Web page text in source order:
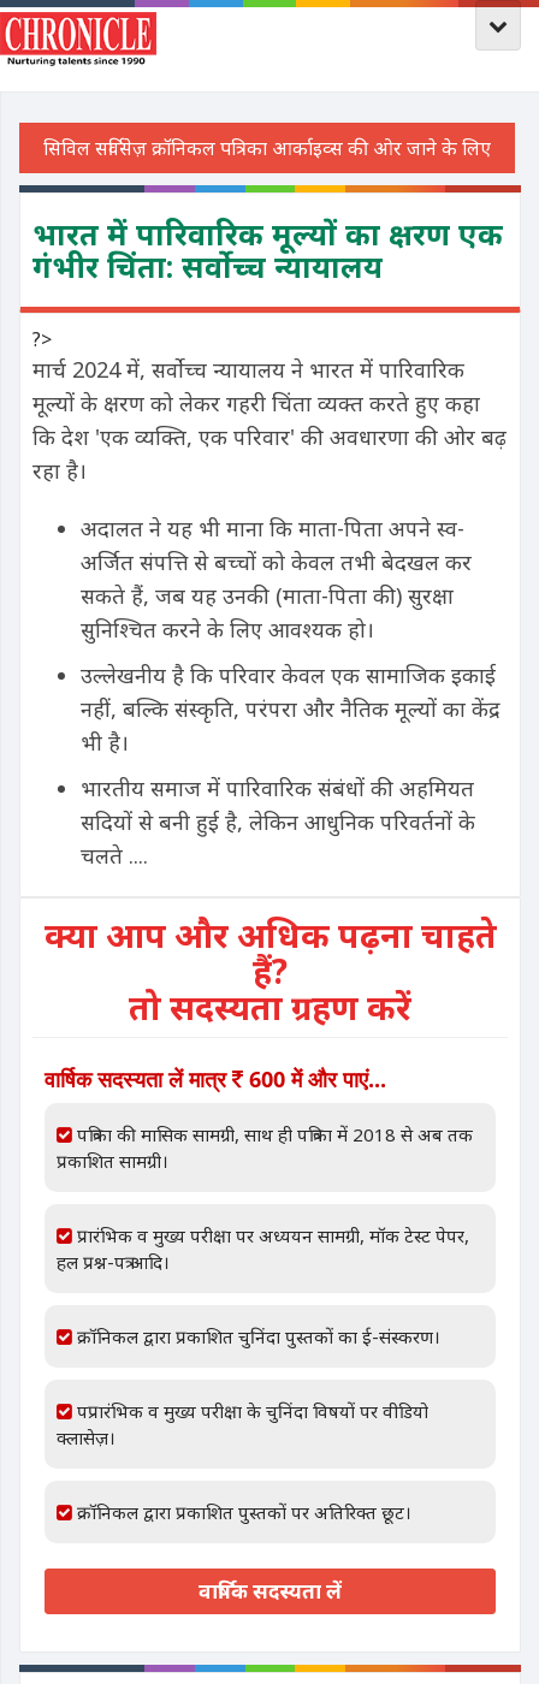
भारत में पारिवारिक मूल्यों का क्षरण एक
गंभीर चिंता: सर्वोच्च न्यायालय
?>
मार्च 2024 में, सर्वोच्च न्यायालय ने भारत में पारिवारिक
मूल्यों के क्षरण को लेकर गहरी चिंता व्यक्त करते हुए कहा
कि देश 'एक व्यक्ति, एक परिवार' की अवधारणा की ओर बढ़
रहा है।
अदालत ने यह भी माना कि माता-पिता अपने स्व-
अर्जित संपत्ति से बच्चों को केवल तभी बेदखल कर
सकते हैं, जब यह उनकी (माता-पिता की) सुरक्षा
सुनिश्चित करने के लिए आवश्यक हो।
उल्लेखनीय है कि परिवार केवल एक सामाजिक इकाई
नहीं, बल्कि संस्कृति, परंपरा और नैतिक मूल्यों का केंद्र
भी है।
भारतीय समाज में पारिवारिक संबंधों की अहमियत
सदियों से बनी हुई है, लेकिन आधुनिक परिवर्तनों के
चलते ....
क्या आप और अधिक पढ़ना चाहते
हैं?
तो सदस्यता ग्रहण करें
वार्षिक सदस्यता लें मात्र 600 में और पाएं...
पत्रिका की मासिक सामग्री, साथ ही पत्रिका में 2018 से अब तक
प्रकाशित सामग्री।
प्रारंभिक व मुख्य परीक्षा पर अध्ययन सामग्री, मॉक टेस्ट पेपर,
हल प्रश्न-पत्र आदि।
क्रॉनिकल द्वारा प्रकाशित चुनिंदा पुस्तकों का ई-संस्करण।
पप्रारंभिक व मुख्य परीक्षा के चुनिंदा विषयों पर वीडियो
क्लासेज़।
क्रॉनिकल द्वारा प्रकाशित पुस्तकों पर अतिरिक्त छूट।
वार्षिक सदस्यता लें